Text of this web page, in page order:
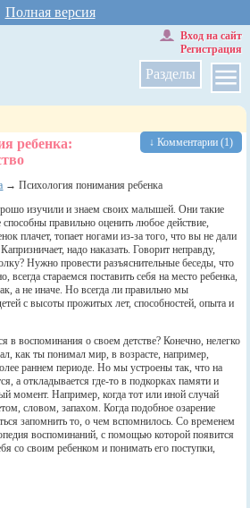
Полная версия
Разделы
Вход на сайт
Регистрация
↓ Комментарии (1)
ребенка:
→ Психология понимания ребенка
изучили и знаем своих малышей. Они такие
правильно оценить любое действие,
плачет, топает ногами из-за того, что вы не дали
надо наказать. Говорит неправду,
Нужно провести разъяснительные беседы, что
стараемся поставить себя на место ребенка,
а не иначе. Но всегда ли правильно мы
с высоты прожитых лет, способностей, опыта и
в воспоминания о своем детстве? Конечно, нелегко
как ты понимал мир, в возрасте, например,
раннем периоде. Но мы устроены так, что на
а откладывается где-то в подкорках памяти и
момент. Например, когда тот или иной случай
словом, запахом. Когда подобное озарение
запомнить то, о чем вспомнилось. Со временем
воспоминаний, с помощью которой появится
со своим ребенком и понимать его поступки,